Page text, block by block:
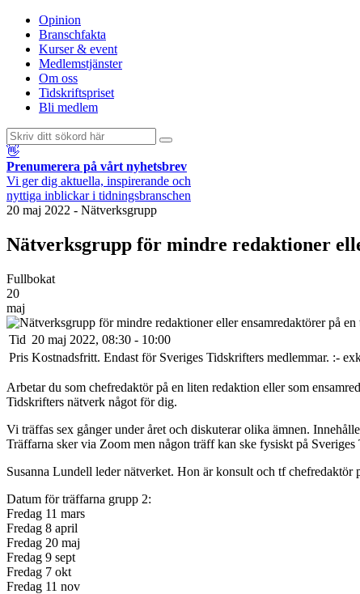
Opinion
Branschfakta
Kurser & event
Medlemstjänster
Om oss
Tidskriftspriset
Bli medlem
👋
Prenumerera på vårt nyhetsbrev
Vi ger dig aktuella, inspirerande och
nyttiga inblickar i tidningsbranschen
20 maj 2022 - Nätverksgrupp
Nätverksgrupp för mindre redaktioner
Fullbokat
20
maj
Tid 20 maj 2022, 08:30 - 10:00
Pris Kostnadsfritt. Endast för Sveriges Tidskrifters medlemmar. :-
Arbetar du som chefredaktör på en liten redaktion eller som
Tidskrifters nätverk något för dig.
Vi träffas sex gånger under året och diskuterar olika ämnen.
Träffarna sker via Zoom men någon träff kan ske fysiskt på
Susanna Lundell leder nätverket. Hon är ​konsult och tf
Datum för träffarna grupp 2:
Fredag 11 mars
Fredag 8 april
Fredag 20 maj
Fredag 9 sept
Fredag 7 okt
Fredag 11 nov